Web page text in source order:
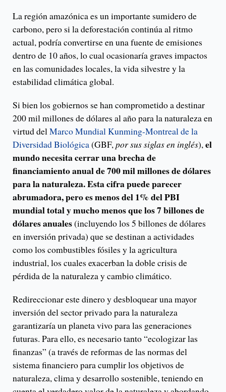
La región amazónica es un importante sumidero de
carbono, pero si la deforestación continúa al ritmo
actual, podría convertirse en una fuente de emisiones
dentro de 10 años, lo cual ocasionaría graves impactos
en las comunidades locales, la vida silvestre y la
estabilidad climática global.
Si bien los gobiernos se han comprometido a destinar
200 mil millones de dólares al año para la naturaleza en
virtud delMarco Mundial Kunming-Montreal de la
Diversidad Biológica(GBF,por sus siglas en inglés),el
mundo necesita cerrar una brecha de
financiamiento anual de 700 mil millones de dólares
para la naturaleza. Esta cifra puede parecer
abrumadora, pero es menos del 1% del PBI
mundial total y mucho menos que los 7 billones de
dólares anuales(incluyendo los 5 billones de dólares
en inversión privada) que se destinan a actividades
como los combustibles fósiles y la agricultura
industrial, los cuales exacerban la doble crisis de
pérdida de la naturaleza y cambio climático.
Redireccionar este dinero y desbloquear una mayor
inversión del sector privado para la naturaleza
garantizaría un planeta vivo para las generaciones
futuras. Para ello, es necesario tanto “ecologizar las
finanzas” (a través de reformas de las normas del
sistema financiero para cumplir los objetivos de
naturaleza, clima y desarrollo sostenible, teniendo en